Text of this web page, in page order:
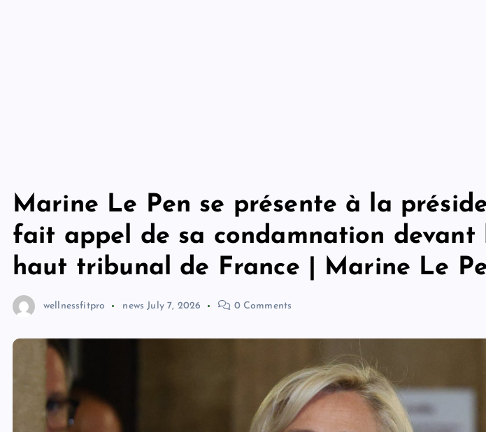
Marine Le Pen se présente à la
fait appel de sa condamnation devant
haut tribunal de France | Marine Le
wellnessfitpro news July 7, 2026 0 Comments